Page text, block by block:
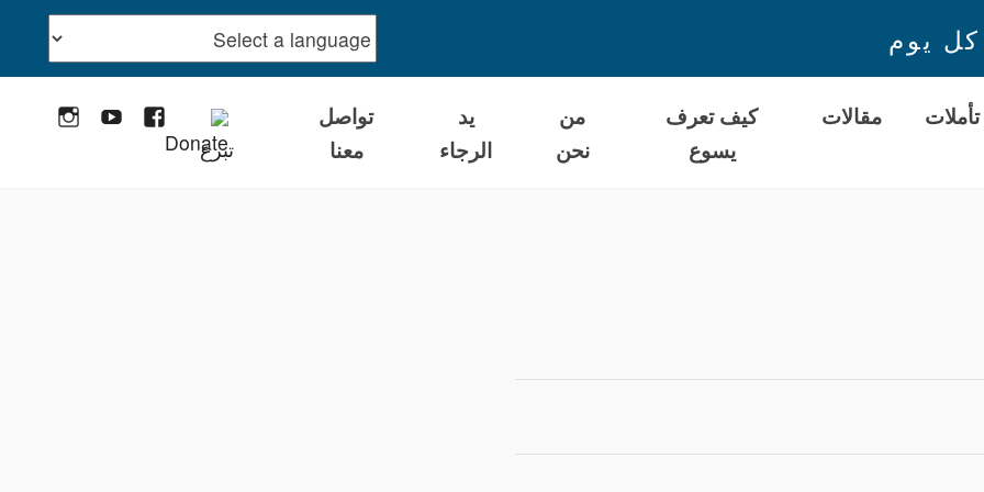
كل يوم
تأملات مقالات
كيف تعرف
يسوع
من
نحن
يد
الرجاء
تواصل
معنا
تبرع
Facebook
YouTube